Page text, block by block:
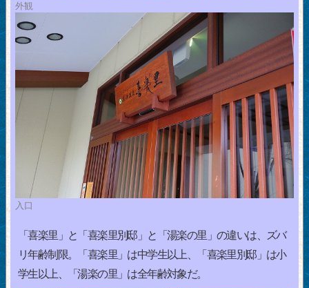
外観
入口
「喜楽里」と「喜楽里別邸」と「湯楽の里」の違いは、ズバ
リ年齢制限。「喜楽里」は中学生以上、「喜楽里別邸」は小
学生以上、「湯楽の里」は全年齢対象だ。